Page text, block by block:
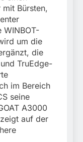
Bürsten,
WINBOT-
um die
die
TruEdge-
im Bereich
seine
A3000
auf der